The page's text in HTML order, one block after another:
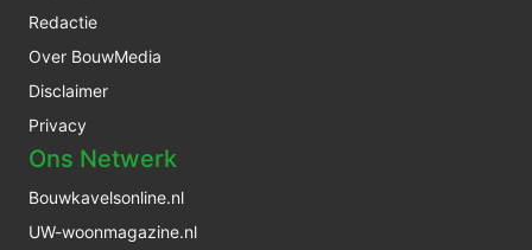
Redactie
Over BouwMedia
Disclaimer
Privacy
Ons Netwerk
Bouwkavelsonline.nl
UW-woonmagazine.nl